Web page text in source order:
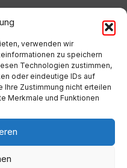
verwenden wir
zu speichern
Technologien zustimmen,
oder eindeutige IDs auf
Ihre Zustimmung nicht erteilen
Merkmale und Funktionen